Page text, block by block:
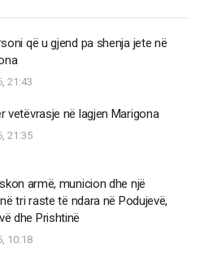
që u gjend pa shenja jete në
21:43
vetëvrasje në lagjen Marigona
21:35
armë, municion dhe një
tri raste të ndara në Podujevë,
dhe Prishtinë
10:18